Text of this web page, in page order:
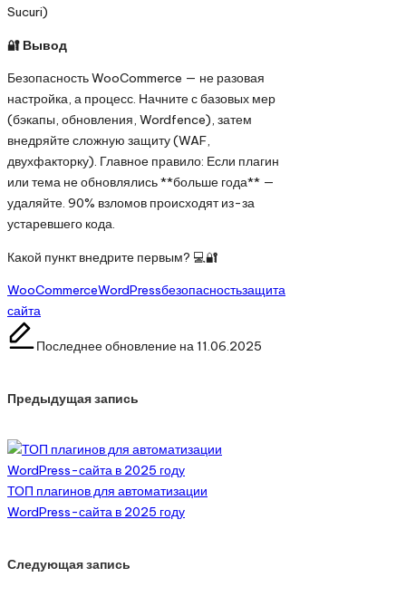
Sucuri)
🔐 Вывод
Безопасность WooCommerce — не разовая
настройка, а процесс. Начните с базовых мер
(бэкапы, обновления, Wordfence), затем
внедряйте сложную защиту (WAF,
двухфакторку). Главное правило: Если плагин
или тема не обновлялись **больше года** —
удаляйте. 90% взломов происходят из-за
устаревшего кода.
Какой пункт внедрите первым? 💻🔐
Метки:
WooCommerceWordPressбезопасностьзащита
сайта
Последнее обновление на 11.06.2025
Навигация
по
записям
Предыдущая запись
ТОП плагинов для автоматизации
WordPress-сайта в 2025 году
Следующая запись